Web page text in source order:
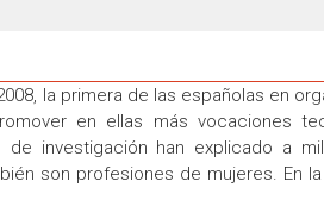
la primera de las españolas en
en ellas más vocaciones
de investigación han explicado a
son profesiones de mujeres. En